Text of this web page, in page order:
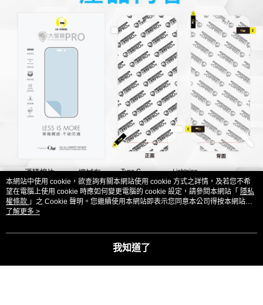
本網站中使用 cookie，欲查詢有關本網站使用 cookie 方式之詳情，及若您不希
望在電腦上使用 cookie 時應如何變更電腦的 cookie 設定，請參閱本網站「 隱私
權條款 」之 Cookie 聲明。您繼續使用本網站即表示您同意本公司得按本網站使
用條款之 Cookie 聲明使用 cookie。
了解更多 >
我知道了